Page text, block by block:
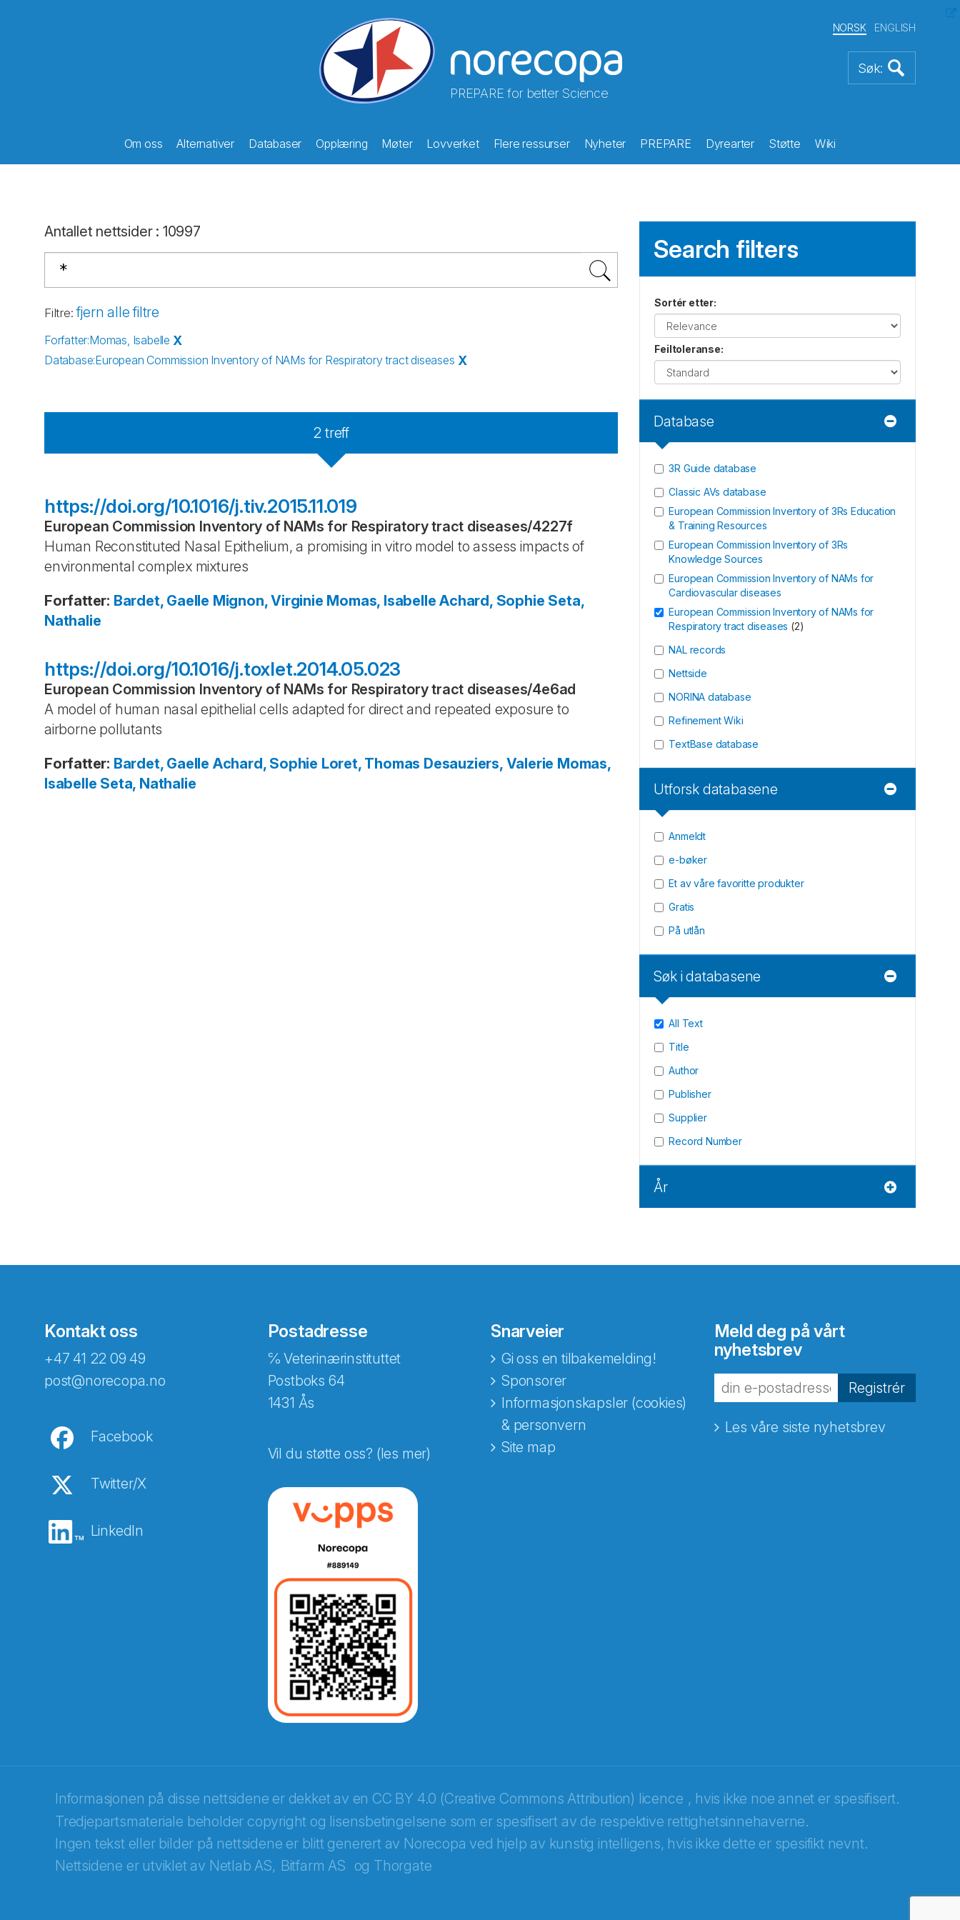
PREPARE for better Science
NORSK ENGLISH
Om oss Alternativer Databaser Opplæring Møter Lovverket Flere ressurser Nyheter PREPARE Dyrearter Støtte Wiki
Antallet nettsider: 10997
Filtre: fjern alle filtre
Forfatter:Momas, Isabelle X
Database:European Commission Inventory of NAMs for Respiratory tract diseases X
2 treff
https://doi.org/10.1016/j.tiv.2015.11.019
European Commission Inventory of NAMs for Respiratory tract diseases/4227f
Human Reconstituted Nasal Epithelium, a promising in vitro model to assess impacts of
environmental complex mixtures
Forfatter: Bardet, Gaelle Mignon, Virginie Momas, Isabelle Achard, Sophie Seta,
Nathalie
https://doi.org/10.1016/j.toxlet.2014.05.023
European Commission Inventory of NAMs for Respiratory tract diseases/4e6ad
A model of human nasal epithelial cells adapted for direct and repeated exposure to
airborne pollutants
Forfatter: Bardet, Gaelle Achard, Sophie Loret, Thomas Desauziers, Valerie Momas,
Isabelle Seta, Nathalie
Search filters
Sortér etter:
Feiltoleranse:
Database
3R Guide database
Classic AVs database
European Commission Inventory of 3Rs Education
& Training Resources
European Commission Inventory of 3Rs
Knowledge Sources
European Commission Inventory of NAMs for
Cardiovascular diseases
European Commission Inventory of NAMs for
Respiratory tract diseases (2)
NAL records
Nettside
NORINA database
Refinement Wiki
TextBase database
Utforsk databasene
Anmeldt
e-bøker
Et av våre favoritte produkter
Gratis
På utlån
Søk i databasene
All Text
Title
Author
Publisher
Supplier
Record Number
År
Kontakt oss
+47 41 22 09 49
post@norecopa.no
Facebook
Twitter/X
LinkedIn
Postadresse
℅ Veterinærinstituttet
Postboks 64
1431 Ås
Vil du støtte oss? (les mer)
Snarveier
Gi oss en tilbakemelding!
Sponsorer
Informasjonskapsler (cookies)
& personvern
Site map
Meld deg på vårt
nyhetsbrev
Registrér
Les våre siste nyhetsbrev
Informasjonen på disse nettsidene er dekket av en CC BY 4.0 (Creative Commons Attribution) licence , hvis ikke noe annet er spesifisert.
Tredjepartsmateriale beholder copyright og lisensbetingelsene som er spesifisert av de respektive rettighetsinnehaverne.
Ingen tekst eller bilder på nettsidene er blitt generert av Norecopa ved hjelp av kunstig intelligens, hvis ikke dette er spesifikt nevnt.
Nettsidene er utviklet av Netlab AS, Bitfarm AS og Thorgate
Recaptcha